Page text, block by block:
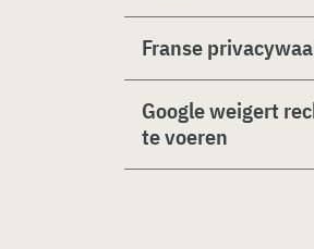
Franse
Google weigert
te voeren